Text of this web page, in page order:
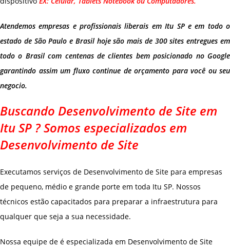
Atendemos empresas e profissionais liberais em Itu SP e em todo o
estado de São Paulo e Brasil hoje são mais de 300 sites entregues em
todo o Brasil com centenas de clientes bem posicionado no Google
garantindo assim um fluxo continue de orçamento para você ou seu
negocio.
Buscando Desenvolvimento de Site em
Itu SP ? Somos especializados em
Desenvolvimento de Site
Executamos serviços de Desenvolvimento de Site para empresas
de pequeno, médio e grande porte em toda Itu SP. Nossos
técnicos estão capacitados para preparar a infraestrutura para
qualquer que seja a sua necessidade.
Nossa equipe de é especializada em Desenvolvimento de Site